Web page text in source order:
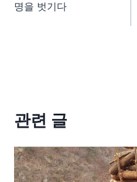
명을 벗기다
관련 글